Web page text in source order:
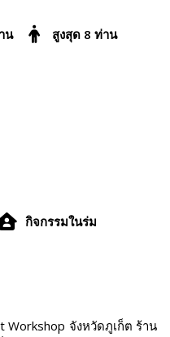
น
สูงสุด 8 ท่าน
กิจกรรมในร่ม
จังหวัดภูเก็ต ร้าน